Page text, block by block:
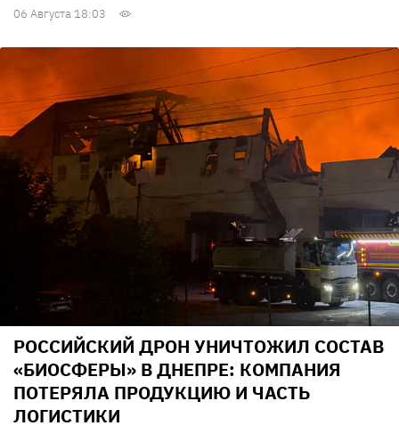
06 Августа 18:03
РОССИЙСКИЙ ДРОН УНИЧТОЖИЛ СОСТАВ
«БИОСФЕРЫ» В ДНЕПРЕ: КОМПАНИЯ
ПОТЕРЯЛА ПРОДУКЦИЮ И ЧАСТЬ
ЛОГИСТИКИ